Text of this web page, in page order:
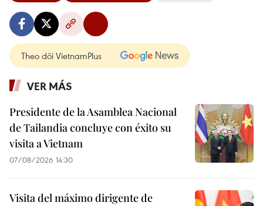
Theo dõi VietnamPlus
VER MÁS
Presidente de la Asamblea Nacional
de Tailandia concluye con éxito su
visita a Vietnam
07/08/2026 14:30
Visita del máximo dirigente de